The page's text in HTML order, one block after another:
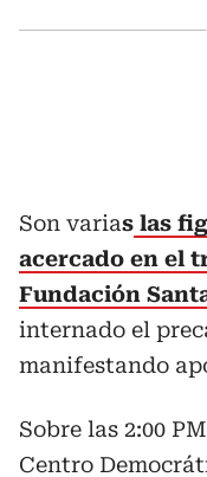
Son varias las
acercado en el
Fundación
internado el
manifestando
Sobre las 2:00
Centro